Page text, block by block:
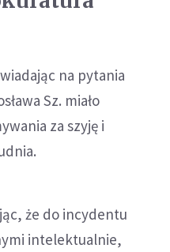
na pytania
Sz. miało
za szyję i
że do incydentu
intelektualnie,